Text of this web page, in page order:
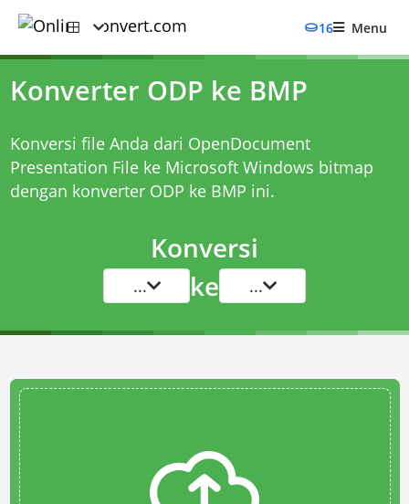
16 Menu
Konverter ODP ke BMP
Konversi file Anda dari OpenDocument
Presentation File ke Microsoft Windows bitmap
dengan konverter ODP ke BMP ini.
Konversi
... ke ...